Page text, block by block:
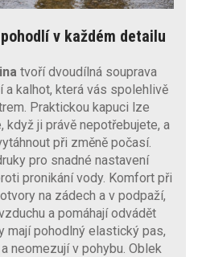
v každém detailu
tvoří dvoudílná souprava
a kalhot, která vás spolehlivě
Praktickou kapuci lze
když ji právě nepotřebujete, a
při změně počasí.
pro snadné nastavení
pronikání vody. Komfort při
na zádech a v podpaží,
a pomáhají odvádět
mají pohodlný elastický pas,
neomezují v pohybu. Oblek